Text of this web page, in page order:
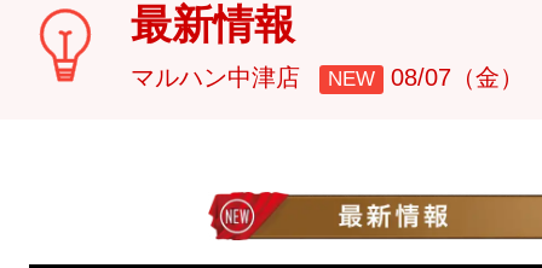
最新情報
マルハン中津店 NEW 08/07（金）